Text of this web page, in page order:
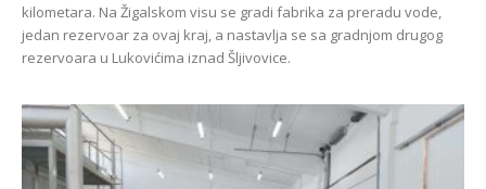
kilometara. Na Žigalskom visu se gradi fabrika za preradu vode,
jedan rezervoar za ovaj kraj, a nastavlja se sa gradnjom drugog
rezervoara u Lukovićima iznad Šljivovice.